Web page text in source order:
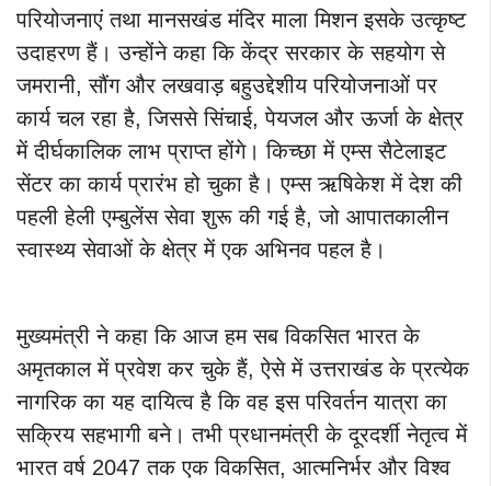
परियोजनाएं तथा मानसखंड मंदिर माला मिशन इसके उत्कृष्ट
उदाहरण हैं। उन्होंने कहा कि केंद्र सरकार के सहयोग से
जमरानी, सौंग और लखवाड़ बहुउद्देशीय परियोजनाओं पर
कार्य चल रहा है, जिससे सिंचाई, पेयजल और ऊर्जा के क्षेत्र
में दीर्घकालिक लाभ प्राप्त होंगे। किच्छा में एम्स सैटेलाइट
सेंटर का कार्य प्रारंभ हो चुका है। एम्स ऋषिकेश में देश की
पहली हेली एम्बुलेंस सेवा शुरू की गई है, जो आपातकालीन
स्वास्थ्य सेवाओं के क्षेत्र में एक अभिनव पहल है।
मुख्यमंत्री ने कहा कि आज हम सब विकसित भारत के
अमृतकाल में प्रवेश कर चुके हैं, ऐसे में उत्तराखंड के प्रत्येक
नागरिक का यह दायित्व है कि वह इस परिवर्तन यात्रा का
सक्रिय सहभागी बने। तभी प्रधानमंत्री के दूरदर्शी नेतृत्व में
भारत वर्ष 2047 तक एक विकसित, आत्मनिर्भर और विश्व